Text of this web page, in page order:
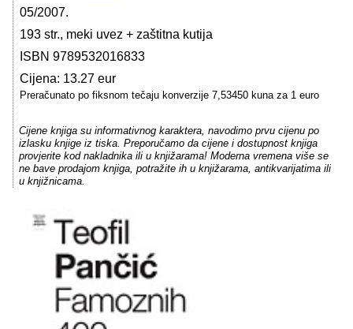
05/2007.
193 str., meki uvez + zaštitna kutija
ISBN 9789532016833
Cijena: 13.27 eur
Preračunato po fiksnom tečaju konverzije 7,53450 kuna za 1 euro
Cijene knjiga su informativnog karaktera, navodimo prvu cijenu po
izlasku knjige iz tiska. Preporučamo da cijene i dostupnost knjiga
provjerite kod nakladnika ili u knjižarama! Moderna vremena više se
ne bave prodajom knjiga, potražite ih u knjižarama, antikvarijatima ili
u knjižnicama.